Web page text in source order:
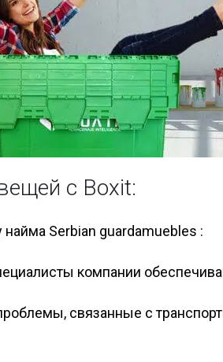
с Boxit:
Serbian guardamuebles :
компании
связанные с